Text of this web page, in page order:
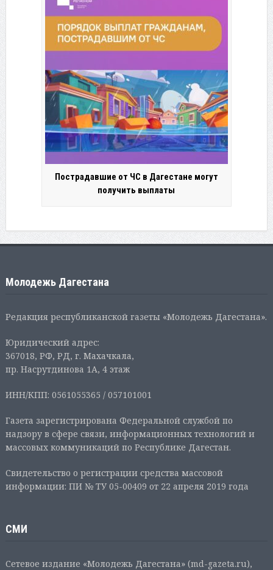
Пострадавшие от ЧС в Дагестане могут
получить выплаты
Молодежь Дагестана
Редакция республиканской газеты «Молодежь Дагестана».
Юридический адрес:
367018, РФ, РД, г. Махачкала,
пр. Насрутдинова 1А, 4 этаж
ИНН/КПП: 0561055365 / 057101001
Газета зарегистрирована Федеральной службой по
надзору в сфере связи, информационных технологий и
массовых коммуникаций по Республике Дагестан.
Свидетельство о регистрации средства массовой
информации: ПИ № ТУ 05-00409 от 22 апреля 2019 года
СМИ
Сетевое издание «Молодежь Дагестана» (md-gazeta.ru),